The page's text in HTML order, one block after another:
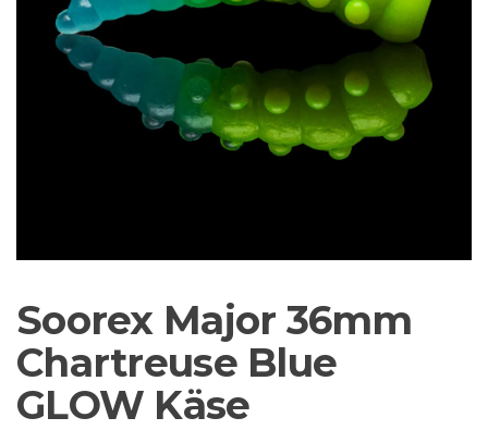
Sortiment Ruten,
Schnüre sowie
Zubehör für das
Brandungsangeln.
Soorex Major 36mm
Chartreuse Blue
GLOW Käse